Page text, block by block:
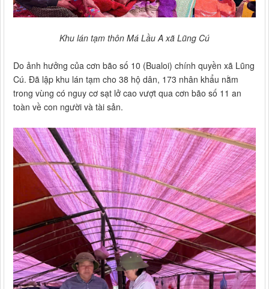
Khu lán tạm thôn Má Lầu A xã Lũng Cú
Do ảnh hưởng của cơn bão số 10 (Bualoi) chính quyền xã Lũng
Cú. Đã lập khu lán tạm cho 38 hộ dân, 173 nhân khẩu nằm
trong vùng có nguy cơ sạt lở cao vượt qua cơn bão số 11 an
toàn về con người và tài sản.